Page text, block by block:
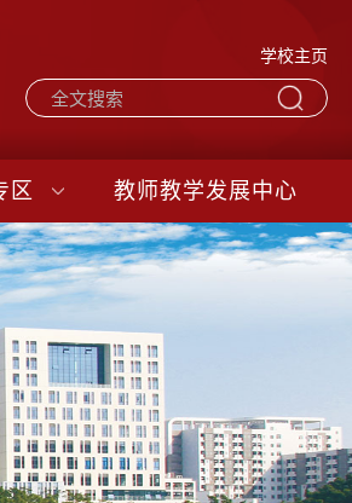
学校主页
区 教师教学发展中心